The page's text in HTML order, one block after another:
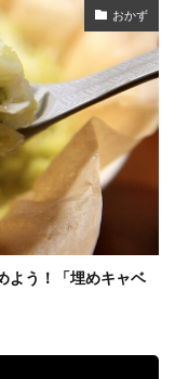
おかず
よう！「埋めキャベ